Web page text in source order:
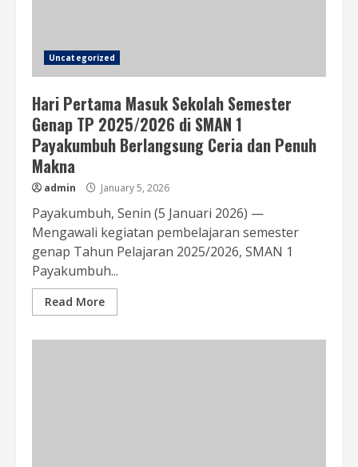
Uncategorized
Hari Pertama Masuk Sekolah Semester
Genap TP 2025/2026 di SMAN 1
Payakumbuh Berlangsung Ceria dan Penuh
Makna
admin January 5, 2026
Payakumbuh, Senin (5 Januari 2026) —
Mengawali kegiatan pembelajaran semester
genap Tahun Pelajaran 2025/2026, SMAN 1
Payakumbuh...
Read More